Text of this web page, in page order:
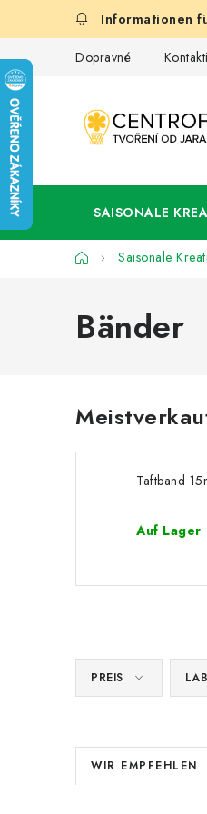
Dopravné
SAISONALE
StartseiteSaisonale
Bänder
Taftband
Auf Lager
PREIS
P
r
WIR EMPFEHLEN